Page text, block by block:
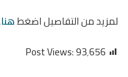
لمزيد من التفاصيل اضغطهنا.
Post Views:93٬656